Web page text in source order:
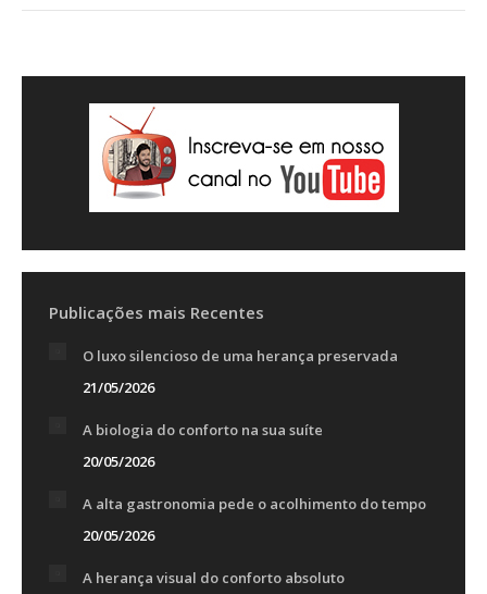
Publicações mais Recentes
O luxo silencioso de uma herança preservada
21/05/2026
A biologia do conforto na sua suíte
20/05/2026
A alta gastronomia pede o acolhimento do tempo
20/05/2026
A herança visual do conforto absoluto